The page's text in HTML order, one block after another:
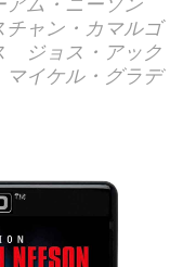
ャン・カマルゴ
ョス・アック
イケル・グラデ